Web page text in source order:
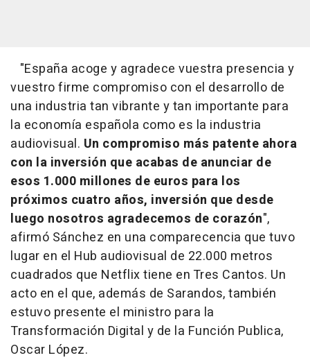
"España acoge y agradece vuestra presencia y
vuestro firme compromiso con el desarrollo de
una industria tan vibrante y tan importante para
la economía española como es la industria
audiovisual. Un compromiso más patente ahora
con la inversión que acabas de anunciar de
esos 1.000 millones de euros para los
próximos cuatro años, inversión que desde
luego nosotros agradecemos de corazón",
afirmó Sánchez en una comparecencia que tuvo
lugar en el Hub audiovisual de 22.000 metros
cuadrados que Netflix tiene en Tres Cantos. Un
acto en el que, además de Sarandos, también
estuvo presente el ministro para la
Transformación Digital y de la Función Publica,
Oscar López.